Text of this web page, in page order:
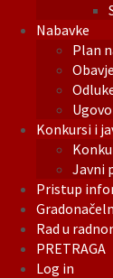
Nabavke
Plan
Konkursi i
Javni
Pristup
Rad u
PRETRAGA
Log in